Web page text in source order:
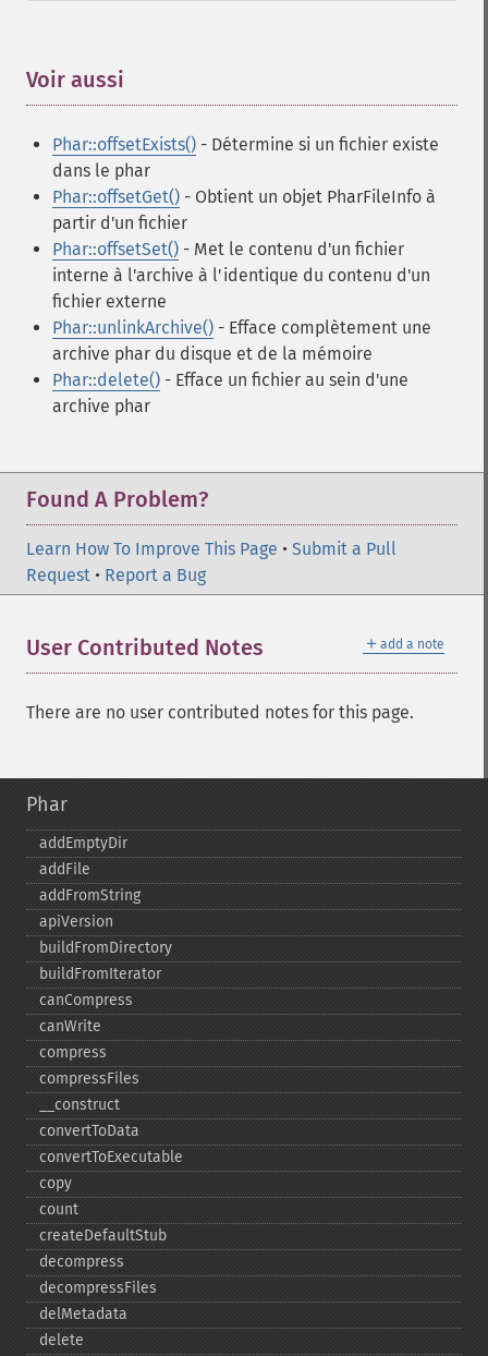
Voir aussi
Phar::offsetExists() - Détermine si un fichier existe
dans le phar
Phar::offsetGet() - Obtient un objet PharFileInfo à
partir d'un fichier
Phar::offsetSet() - Met le contenu d'un fichier
interne à l'archive à l'identique du contenu d'un
fichier externe
Phar::unlinkArchive() - Efface complètement une
archive phar du disque et de la mémoire
Phar::delete() - Efface un fichier au sein d'une
archive phar
Found A Problem?
Learn How To Improve This Page • Submit a Pull
Request • Report a Bug
＋ add a note
User Contributed Notes
There are no user contributed notes for this page.
Phar
addEmptyDir
addFile
addFromString
apiVersion
buildFromDirectory
buildFromIterator
canCompress
canWrite
compress
compressFiles
_​_​construct
convertToData
convertToExecutable
copy
count
createDefaultStub
decompress
decompressFiles
delMetadata
delete